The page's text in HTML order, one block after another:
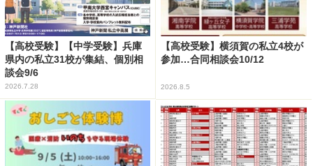
【高校受験】【中学受験】兵庫
県内の私立31校が集結、個別相
談会9/6
2026.7.28
【高校受験】横須賀の私立4校が
参加…合同相談会10/12
2026.8.5